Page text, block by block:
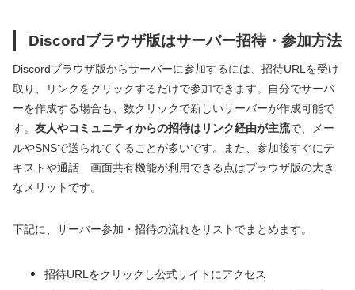
Discordブラウザ版はサーバー招待・参加方法
Discordブラウザ版からサーバーに参加するには、招待URLを受け
取り、リンクをクリックするだけで参加できます。自分でサーバ
ーを作成する場合も、数クリックで新しいサーバーが作成可能で
す。 友人やコミュニティからの招待はリンク経由が主流で、メー
ルやSNSで送られてくることが多いです。また、参加後すぐにテ
キストや通話、画面共有機能が利用できる点はブラウザ版の大き
なメリットです。
下記に、サーバー参加・招待の流れをリストでまとめます。
招待URLをクリックし公式サイトにアクセス